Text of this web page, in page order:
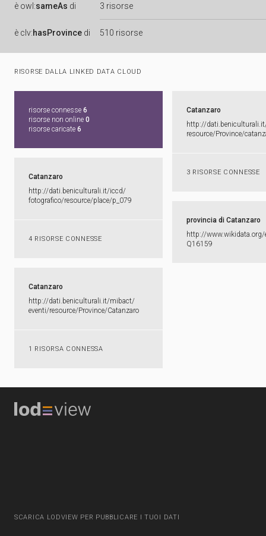
è owl:sameAs di 3 risorse
è clv:hasProvince di 510 risorse
RISORSE DALLA LINKED DATA CLOUD
risorse connesse 6
risorse non online 0
risorse caricate 6
Catanzaro
http:​/​/​
resource/​Province/​
3 RISORSE CONNESSE
Catanzaro
http:​/​/​dati.​beniculturali.​it/​iccd/​
fotografico/​resource/​place/​p_​079
4 RISORSE CONNESSE
provincia di Catanzaro
http:​/​/​
Q16159
Catanzaro
http:​/​/​dati.​beniculturali.​it/​mibact/​
eventi/​resource/​Province/​Catanzaro
1 RISORSA CONNESSA
SCARICA LODVIEW PER PUBBLICARE I TUOI DATI